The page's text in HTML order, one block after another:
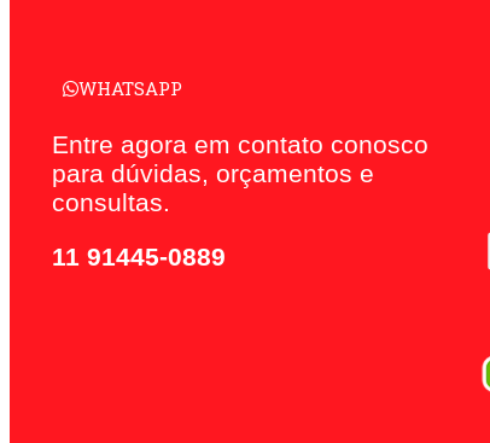
WHATSAPP
Entre agora em contato conosco
para dúvidas, orçamentos e
consultas.
11 91445-0889